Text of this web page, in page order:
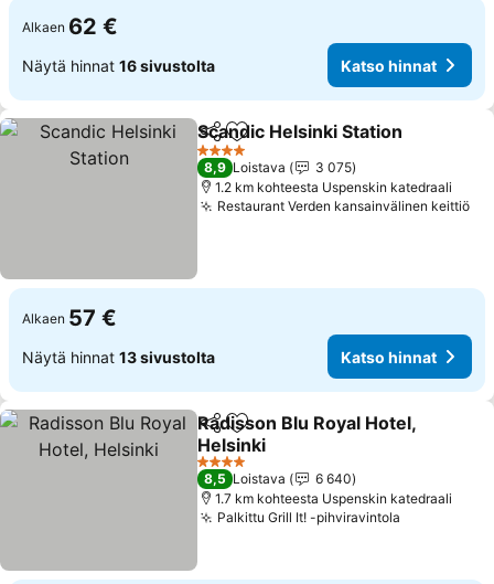
Alkaen 62 €
Näytä hinnat 16 sivustolta Katso hinnat
Jaa Lisää suosikkeihin
Scandic Helsinki Station
4 Tähtiluokitus
8,9 Loistava
3 075
1.2 km kohteesta Uspenskin katedraali
Restaurant Verden kansainvälinen keittiö
Alkaen 57 €
Näytä hinnat 13 sivustolta Katso hinnat
Jaa Lisää suosikkeihin
Radisson Blu Royal Hotel,
Helsinki
Katso hinnat
4 Tähtiluokitus
8,5 Loistava
6 640
1.7 km kohteesta Uspenskin katedraali
Palkittu Grill It! -pihviravintola